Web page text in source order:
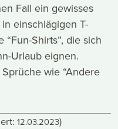
Fall ein gewisses
einschlägigen T-
Shirts”, die sich
Urlaub eignen.
wie “Andere
12.03.2023)